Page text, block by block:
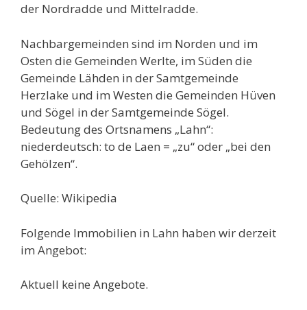
der Nordradde und Mittelradde.
Nachbargemeinden sind im Norden und im
Osten die Gemeinden Werlte, im Süden die
Gemeinde Lähden in der Samtgemeinde
Herzlake und im Westen die Gemeinden Hüven
und Sögel in der Samtgemeinde Sögel.
Bedeutung des Ortsnamens „Lahn“:
niederdeutsch: to de Laen = „zu“ oder „bei den
Gehölzen“.
Quelle: Wikipedia
Folgende Immobilien in Lahn haben wir derzeit
im Angebot:
Aktuell keine Angebote.